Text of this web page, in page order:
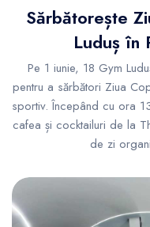
Sărbătorește
Luduș în
Pe 1 iunie, 18 Gym
pentru a sărbători Ziua
sportiv. Începând cu ora
cafea și cocktailuri de la
de zi